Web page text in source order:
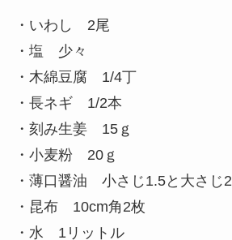
・いわし 2尾
・塩 少々
・木綿豆腐 1/4丁
・長ネギ 1/2本
・刻み生姜 15ｇ
・小麦粉 20ｇ
・薄口醤油 小さじ1.5と大さじ2
・昆布 10cm角2枚
・水 1リットル